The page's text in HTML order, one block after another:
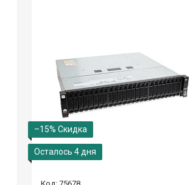
–15%
Осталось 4 дня